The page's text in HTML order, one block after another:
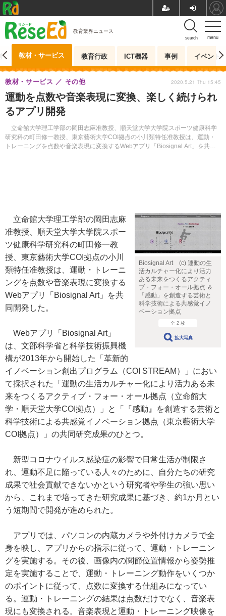
menu
search
教育業界ニュース
教材・サービス 教育行政 ICT機器 事例 イベント
運動を点数や音楽表現に変換、楽しく続けられ
るアプリ開発
立命館大学理工学部の岡田志麻准教授、順天堂大学大学院スポーツ健康科学
研究科の町田修一教授、東京藝術大学COI拠点の小川類特任准教授は、運動・
トレーニングを点数や音楽表現に変換するWebアプリ「Biosignal Art」を共同
教材・サービス その他 2020.5.21 Thu 15:45
Biosignal Art (c) 運動の生
活カルチャー化により活力
ある未来をつくるアクティ
ブ・フォー・オール拠点 ＆
「感動」を創造する芸術と
科学技術による共感覚イノ
ベーション拠点
全 2 枚
拡大写真
立命館大学理工学部の岡田志麻
准教授、順天堂大学大学院スポー
ツ健康科学研究科の町田修一教
授、東京藝術大学COI拠点の小川
類特任准教授は、運動・トレーニ
ングを点数や音楽表現に変換する
Webアプリ「Biosignal Art」を共
同開発した。
Webアプリ「Biosignal Art」
は、文部科学省と科学技術振興機
構が2013年から開始した「革新的
イノベーション創出プログラム（COI STREAM）」におい
て採択された「運動の生活カルチャー化により活力ある未
来をつくるアクティブ・フォー・オール拠点（立命館大
学・順天堂大学COI拠点）」と「『感動』を創造する芸術と
科学技術による共感覚イノベーション拠点（東京藝術大学
COI拠点）」の共同研究成果のひとつ。
新型コロナウイルス感染症の影響で日常生活が制限さ
れ、運動不足に陥っている人々のために、自分たちの研究
成果で社会貢献できないかという研究者や学生の強い思い
から、これまで培ってきた研究成果に基づき、約1か月とい
う短期間で開発が進められた。
アプリでは、パソコンの内蔵カメラや外付けカメラで全
身を映し、アプリからの指示に従って、運動・トレーニン
グを実施する。その後、画像内の関節位置情報から姿勢推
定を実施することで、運動・トレーニング動作をいくつか
のポイントに従って、点数に変換する仕組みになってい
る。運動・トレーニングの結果は点数だけでなく、音楽表
現にも変換される。音楽表現と運動・トレーニング映像を